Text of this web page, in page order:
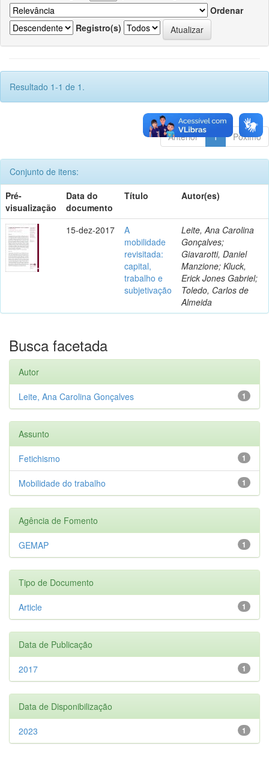
Ordenar
Registro(s)
Resultado 1-1 de 1.
Anterior 1 Póximo
Conjunto de itens:
Pré-
visualização
Data do
documento
Título Autor(es)
15-dez-2017
A
mobilidade
revisitada:
capital,
trabalho e
subjetivação
Leite, Ana Carolina
Gonçalves;
Giavarotti, Daniel
Manzione; Kluck,
Erick Jones Gabriel;
Toledo, Carlos de
Almeida
Busca facetada
Autor
1
Leite, Ana Carolina Gonçalves
Assunto
1
Fetichismo
1
Mobilidade do trabalho
Agência de Fomento
1
GEMAP
Tipo de Documento
1
Article
Data de Publicação
1
2017
Data de Disponibilização
1
2023